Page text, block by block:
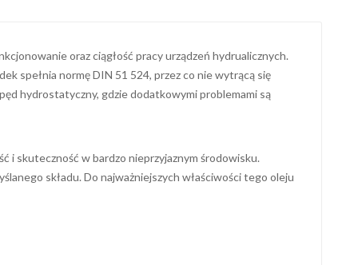
oraz ciągłość pracy urządzeń hydrualicznych.
spełnia normę DIN 51 524, przez co nie wytrącą się
hydrostatyczny, gdzie dodatkowymi problemami są
i skuteczność w bardzo nieprzyjaznym środowisku.
składu. Do najważniejszych właściwości tego oleju